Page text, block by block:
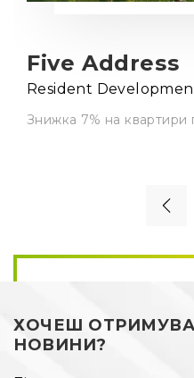
Five Address
Resident
Знижка 7% на квартири
ХОЧЕШ
НОВИНИ?